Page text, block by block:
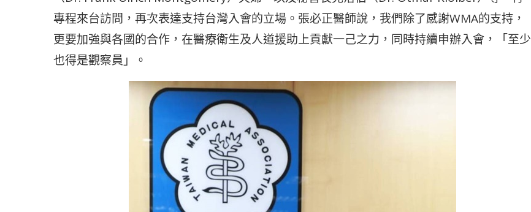
專程來台訪問，再次表達支持台灣入會的立場。張必正醫師說，我們除了感謝WMA的支持，
更要加強與各國的合作，在醫療衛生及人道援助上貢獻一己之力，同時持續申辦入會，「至少
也得是觀察員」。